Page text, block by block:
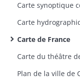
Carte de France
Plan de la ville de